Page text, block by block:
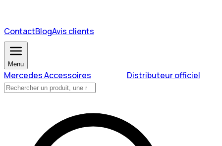
ContactBlogAvis clients
Menu
Mercedes Accessoires Distributeur officiel